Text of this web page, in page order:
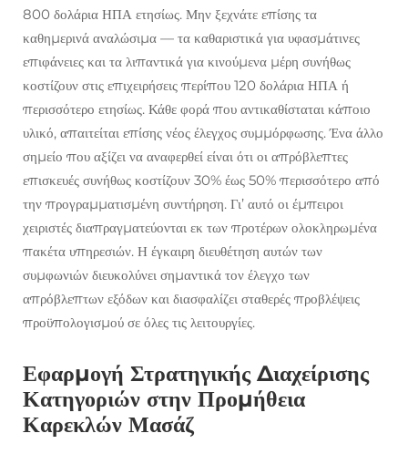
800 δολάρια ΗΠΑ ετησίως. Μην ξεχνάτε επίσης τα
καθημερινά αναλώσιμα — τα καθαριστικά για υφασμάτινες
επιφάνειες και τα λιπαντικά για κινούμενα μέρη συνήθως
κοστίζουν στις επιχειρήσεις περίπου 120 δολάρια ΗΠΑ ή
περισσότερο ετησίως. Κάθε φορά που αντικαθίσταται κάποιο
υλικό, απαιτείται επίσης νέος έλεγχος συμμόρφωσης. Ένα άλλο
σημείο που αξίζει να αναφερθεί είναι ότι οι απρόβλεπτες
επισκευές συνήθως κοστίζουν 30% έως 50% περισσότερο από
την προγραμματισμένη συντήρηση. Γι’ αυτό οι έμπειροι
χειριστές διαπραγματεύονται εκ των προτέρων ολοκληρωμένα
πακέτα υπηρεσιών. Η έγκαιρη διευθέτηση αυτών των
συμφωνιών διευκολύνει σημαντικά τον έλεγχο των
απρόβλεπτων εξόδων και διασφαλίζει σταθερές προβλέψεις
προϋπολογισμού σε όλες τις λειτουργίες.
Εφαρμογή Στρατηγικής Διαχείρισης
Κατηγοριών στην Προμήθεια
Καρεκλών Μασάζ